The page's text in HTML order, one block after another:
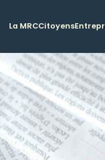
La MRCCitoyens